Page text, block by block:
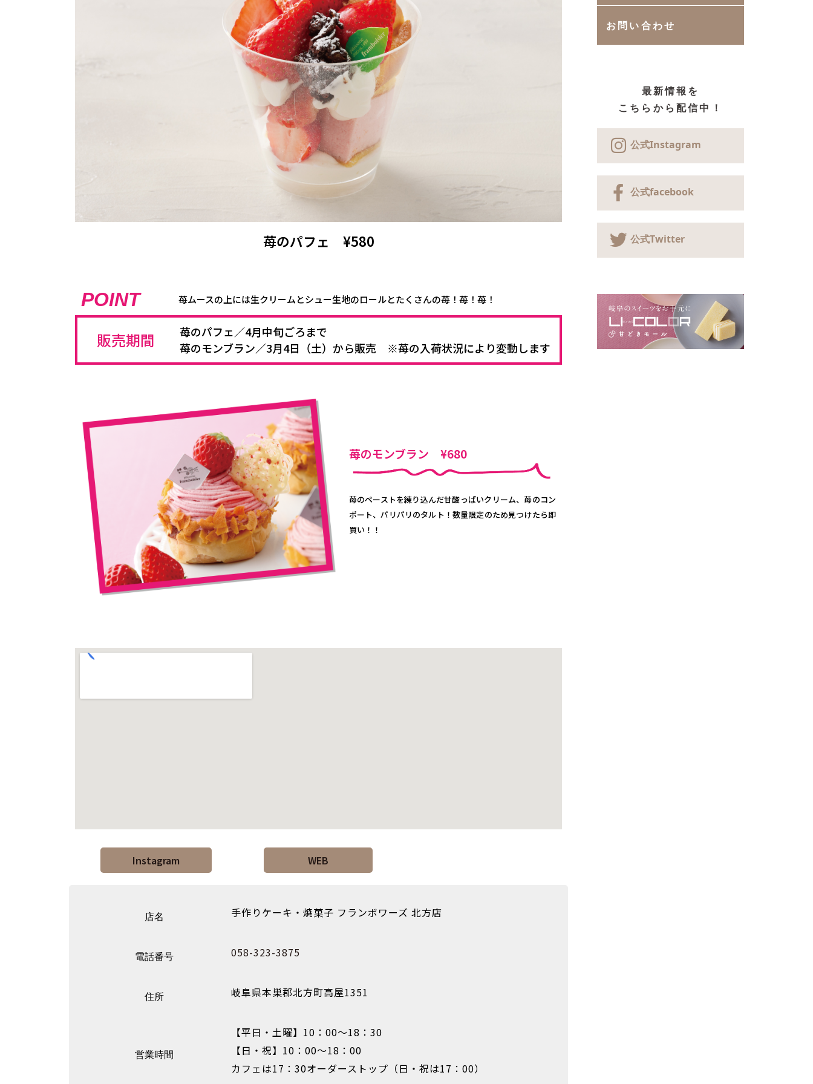
苺のパフェ ¥580
POINT 苺ムースの上には生クリームとシュー生地のロールとたくさんの苺！苺！苺！
販売期間
苺のパフェ／4月中旬ごろまで
苺のモンブラン／3月4日（土）から販売 ※苺の入荷状況により変動します
苺のモンブラン ¥680
苺のペーストを練り込んだ甘酸っぱいクリーム、苺のコン
ポート、パリパリのタルト！数量限定のため見つけたら即
買い！！
Instagram WEB
店名 手作りケーキ・焼菓子 フランボワーズ 北方店
電話番号 058-323-3875
住所 岐阜県本巣郡北方町高屋1351
営業時間
【平日・土曜】10：00〜18：30
【日・祝】10：00〜18：00
カフェは17：30オーダーストップ（日・祝は17：00）
お問い合わせ
最新情報を
こちらから配信中！
公式Instagram
公式facebook
公式Twitter